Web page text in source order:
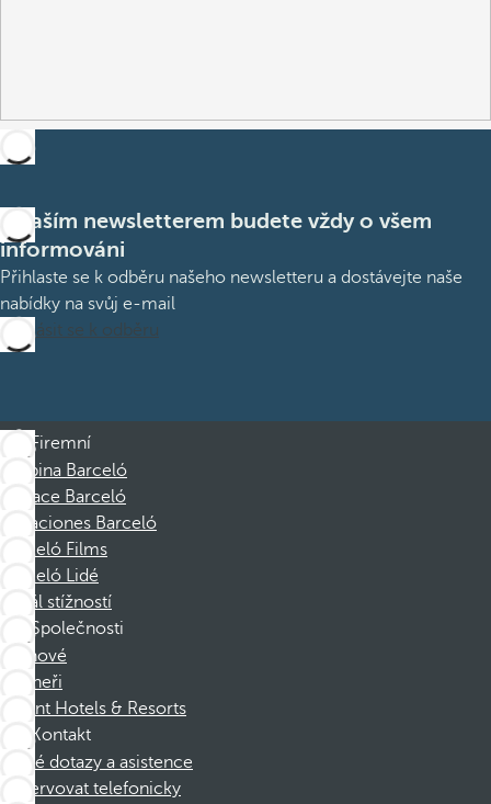
S naším newsletterem budete vždy o všem
informováni
Přihlaste se k odběru našeho newsletteru a dostávejte naše
nabídky na svůj e-mail
Přihlásit se k odběru
Firemní
Skupina Barceló
Nadace Barceló
Vacaciones Barceló
Barceló Films
Barceló Lidé
Kanál stížností
Společnosti
Členové
Partneři
Dorint Hotels & Resorts
Kontakt
Časté dotazy a asistence
Rezervovat telefonicky